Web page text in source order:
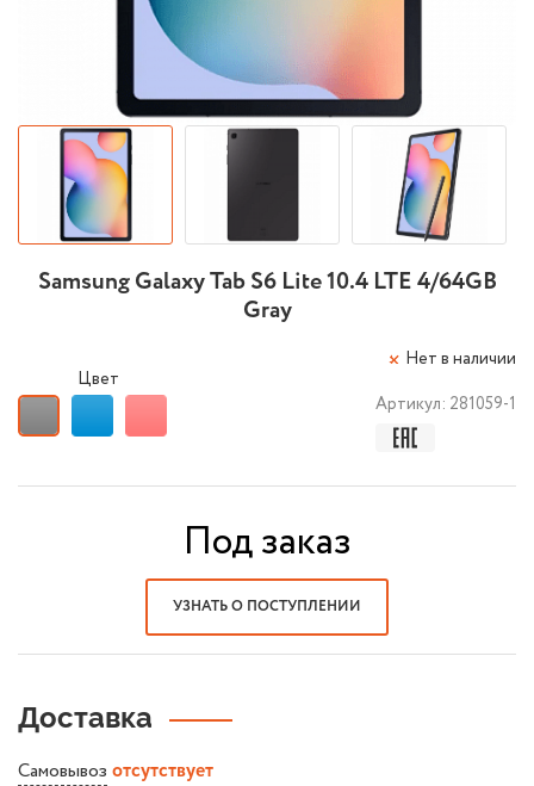
Samsung Galaxy Tab S6 Lite 10.4 LTE 4/64GB
Gray
Нет в наличии
Артикул: 281059-1
Цвет
Под заказ
УЗНАТЬ О ПОСТУПЛЕНИИ
Доставка
Самовывоз отсутствует